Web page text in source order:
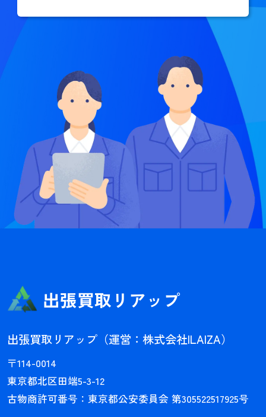
出張買取リアップ
出張買取リアップ（運営：株式会社ILAIZA）
〒114-0014
東京都北区田端5-3-12
古物商許可番号：東京都公安委員会 第305522517925号